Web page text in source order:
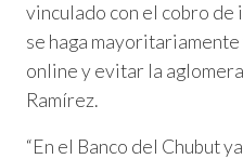
vinculado con el cobro de
se haga
online y evitar la
Ramírez.
“En el Banco del Chubut